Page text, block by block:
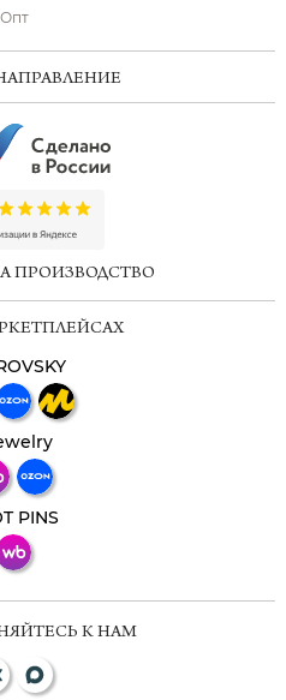
Опт
ПРОИЗВОДСТВО
PINS
К НАМ